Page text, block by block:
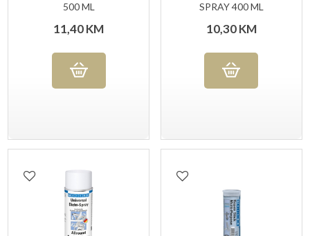
500 ML
11,40KM
SPRAY 400 ML
10,30KM